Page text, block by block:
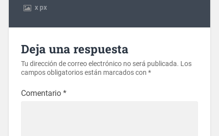
xpx
Deja una respuesta
Tu dirección de correo electrónico no será publicada. Los
campos obligatorios están marcados con *
Comentario *